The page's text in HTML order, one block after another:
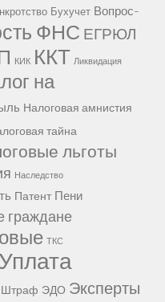
Бухучет Вопрос-
ФНС ЕГРЮЛ
КИК ККТ Ликвидация
на
Налоговая амнистия
тайна
льготы
Наследство
Патент Пени
граждане
ТКС
Уплата
Штраф ЭДО Эксперты